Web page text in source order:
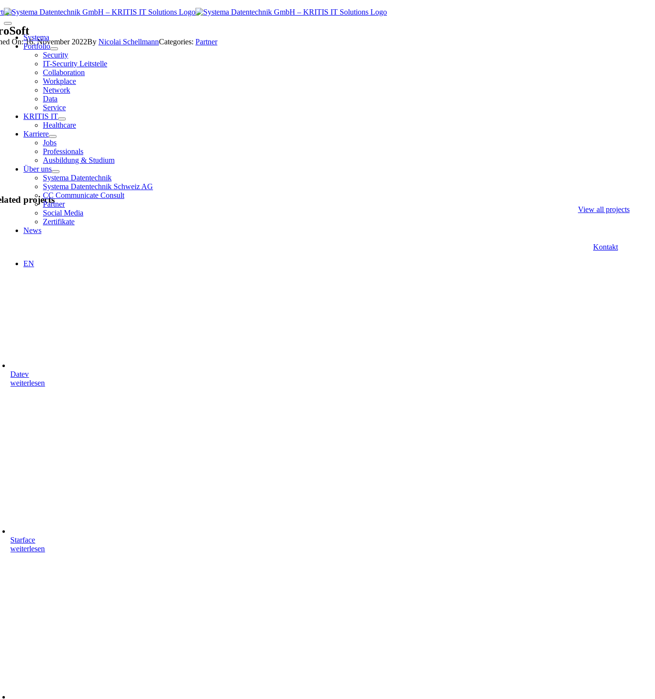
Zum
Inhalt
springen
Toggle
NavigationSystema
Portfolio
Security
IT-Security Leitstelle
Collaboration
Workplace
Network
Data
Service
KRITIS IT
Healthcare
Karriere
Jobs
Professionals
Ausbildung & Studium
Über uns
Systema Datentechnik
Systema Datentechnik Schweiz AG
CC Communicate Consult
Partner
Social Media
Zertifikate
News
Kontakt
EN
On: 16. November 2022By Nicolai SchellmannCategories: Partner
projects
View all projects
Datev
weiterlesen
Starface
weiterlesen